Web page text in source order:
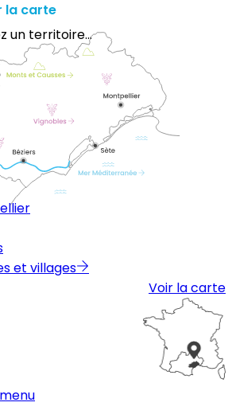
la carte
un territoire...
et villages
Voir la carte